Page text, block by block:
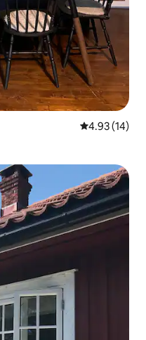
レビュー14
4.93 (14)